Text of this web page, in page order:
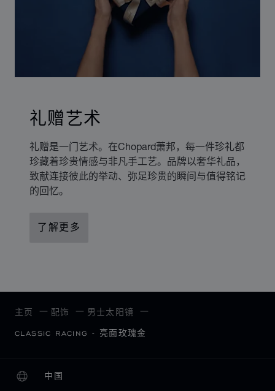
礼赠艺术
礼赠是一门艺术。在Chopard萧邦，每一件珍礼都
珍藏着珍贵情感与非凡手工艺。品牌以奢华礼品，
致献连接彼此的举动、弥足珍贵的瞬间与值得铭记
的回忆。
了解更多
主页 配饰 男士太阳镜
CLASSIC RACING - 亮面玫瑰金
中国
本地化（更改国家/地区）
更改国家/地区